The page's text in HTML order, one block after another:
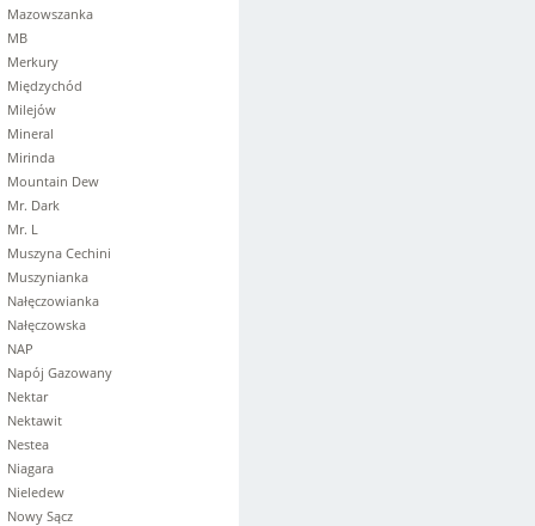
Mazowszanka
MB
Merkury
Międzychód
Milejów
Mineral
Mirinda
Mountain Dew
Mr. Dark
Mr. L
Muszyna Cechini
Muszynianka
Nałęczowianka
Nałęczowska
NAP
Napój Gazowany
Nektar
Nektawit
Nestea
Niagara
Nieledew
Nowy Sącz